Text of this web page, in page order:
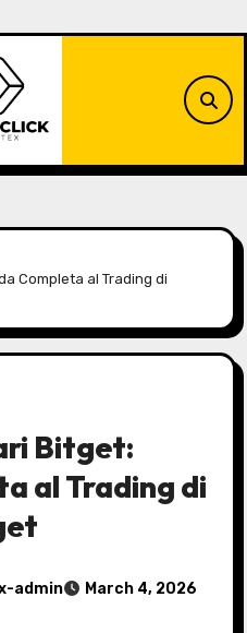
Completa al Trading di
Bitget:
al Trading di
admin March 4, 2026